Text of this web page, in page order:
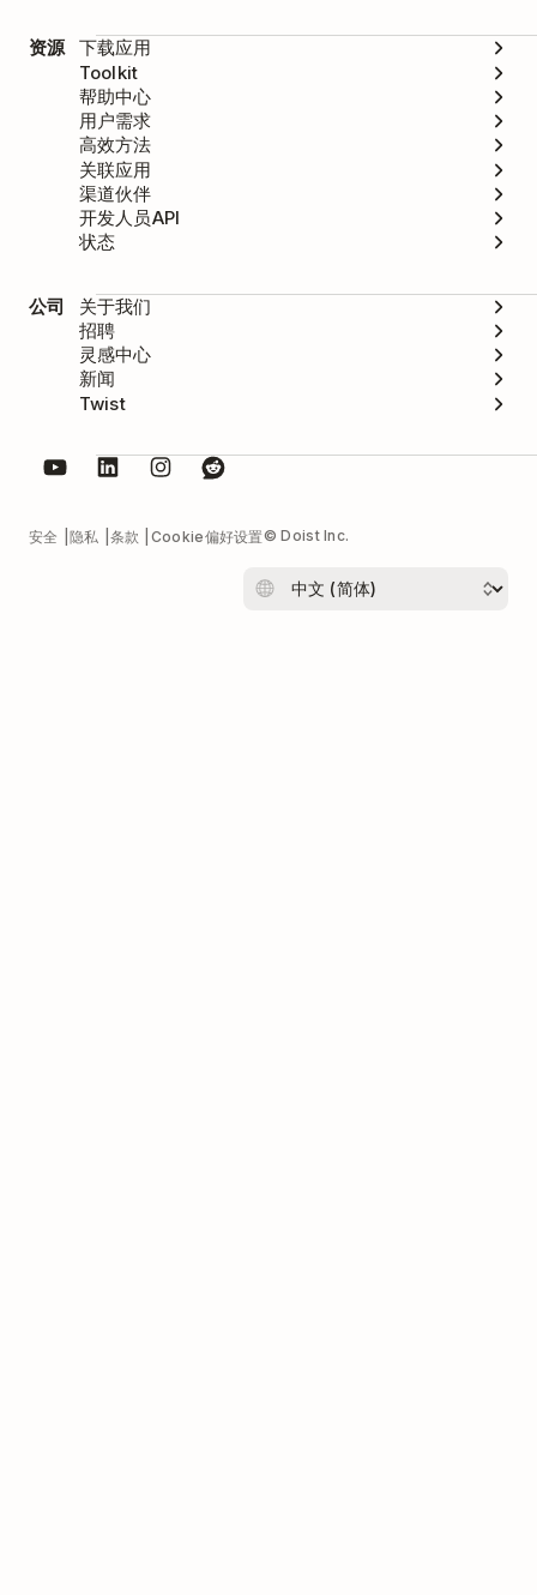
资源
下载应用
Toolkit
帮助中心
用户需求
高效方法
关联应用
渠道伙伴
开发人员API
状态
公司
关于我们
招聘
灵感中心
新闻
Twist
安全 隐私 条款 Cookie偏好设置© Doist Inc.